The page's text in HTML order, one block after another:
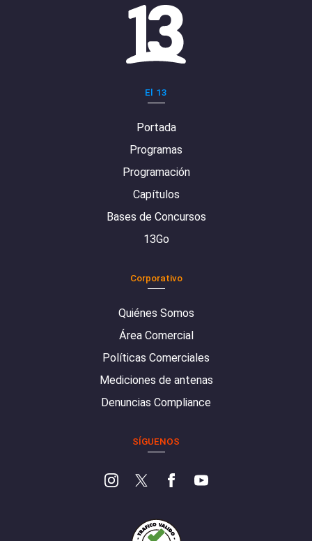
El 13
Portada
Programas
Programación
Capítulos
Bases de Concursos
13Go
Corporativo
Quiénes Somos
Área Comercial
Políticas Comerciales
Mediciones de antenas
Denuncias Compliance
SÍGUENOS